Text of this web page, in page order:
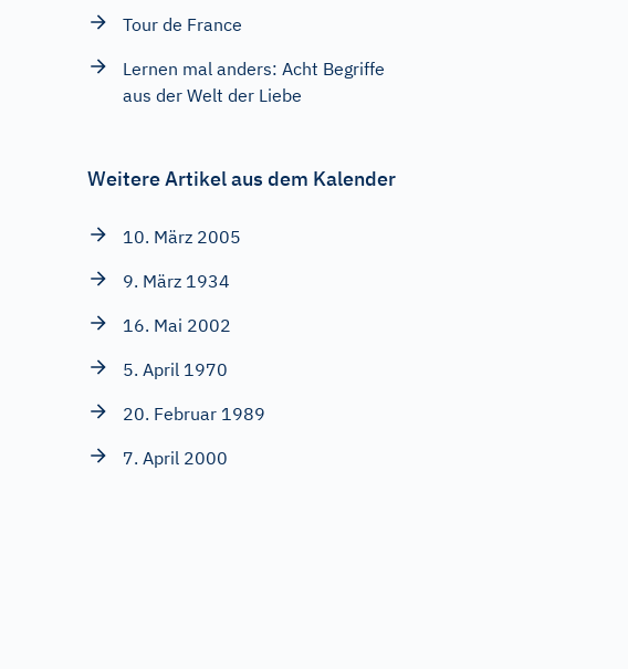
Tour de France
Lernen mal anders: Acht Begriffe
aus der Welt der Liebe
Weitere Artikel aus dem Kalender
10. März 2005
9. März 1934
16. Mai 2002
5. April 1970
20. Februar 1989
7. April 2000